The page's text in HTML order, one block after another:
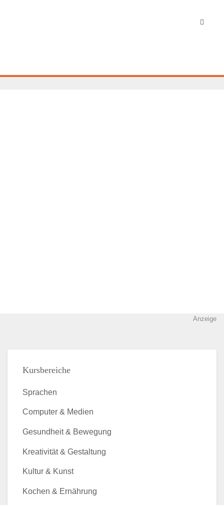
Anzeige
Kursbereiche
Sprachen
Computer & Medien
Gesundheit & Bewegung
Kreativität & Gestaltung
Kultur & Kunst
Kochen & Ernährung